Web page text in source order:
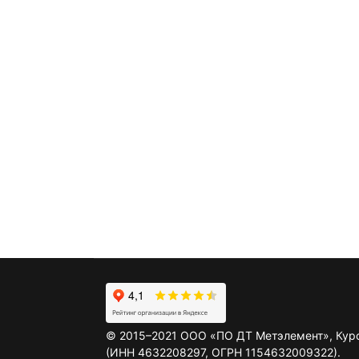
© 2015–2021 ООО «ПО ДТ Метэлемент»,
(ИНН 4632208297, ОГРН 1154632009322).